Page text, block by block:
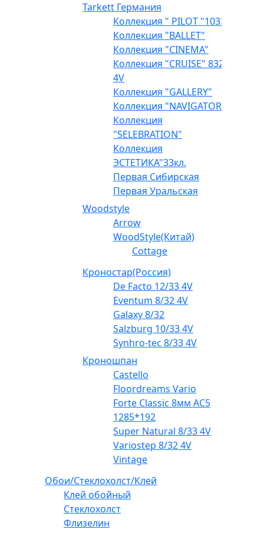
Tarkett Германия
Коллекция " PILOT "1033
Коллекция "BALLET"
Коллекция "CINEMA"
Коллекция "CRUISE" 832
4V
Коллекция "GALLERY"
Коллекция "NAVIGATOR"
Коллекция
"SELEBRATION"
Коллекция
ЭСТЕТИКА"33кл.
Первая Сибирская
Первая Уральская
Woodstyle
Arrow
WoodStyle(Китай)
Cottage
Кроностар(Россия)
De Facto 12/33 4V
Eventum 8/32 4V
Galaxy 8/32
Salzburg 10/33 4V
Synhro-tec 8/33 4V
Кроношпан
Castello
Floordreams Vario
Forte Classic 8мм AC5
1285*192
Super Natural 8/33 4V
Variostep 8/32 4V
Vintage
Обои/Стеклохолст/Клей
Клей обойный
Стеклохолст
Флизелин